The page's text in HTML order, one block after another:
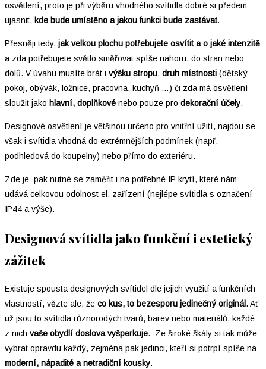
osvětlení, proto je při výběru vhodného svítidla dobré si předem
ujasnit, kde bude umístěno a jakou funkci bude zastávat.
Přesněji tedy, jak velkou plochu potřebujete osvítit a o jaké intenzitě
a zda potřebujete světlo směřovat spíše nahoru, do stran nebo
dolů. V úvahu musíte brát i výšku stropu, druh místnosti (dětský
pokoj, obývák, ložnice, pracovna, kuchyň …) či zda má osvětlení
sloužit jako hlavní, doplňkové nebo pouze pro dekorační účely.
Designové osvětlení je většinou určeno pro vnitřní užití, najdou se
však i svítidla vhodná do extrémnějších podmínek (např.
podhledová do koupelny) nebo přímo do exteriéru.
Zde je pak nutné se zaměřit i na potřebné IP krytí, které nám
udává celkovou odolnost el. zařízení (nejlépe svítidla s označení
IP44 a výše).
Designová svítidla jako funkční i estetický
zážitek
Existuje spousta designových svítidel dle jejich využití a funkčních
vlastností, vězte ale, že co kus, to bezesporu jedinečný originál.Ať
už jsou to svítidla různorodých tvarů, barev nebo materiálů, každé
z nich vaše obydlí doslova vyšperkuje. Ze široké škály si tak může
vybrat opravdu každý, zejména pak jedinci, kteří si potrpí spíše na
moderní, nápadité a netradiční kousky.